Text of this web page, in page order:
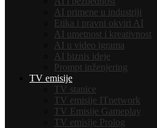
AI primene u industriji
Etika i pravni okviri AI
AI umetnost i kreativnost
AI u video igrama
AI biznis ideje
Prompt inženjering
TV emisije
TV stanice
TV emisije ITnetwork
TV Emisije Gameplay
TV emisije Prolog